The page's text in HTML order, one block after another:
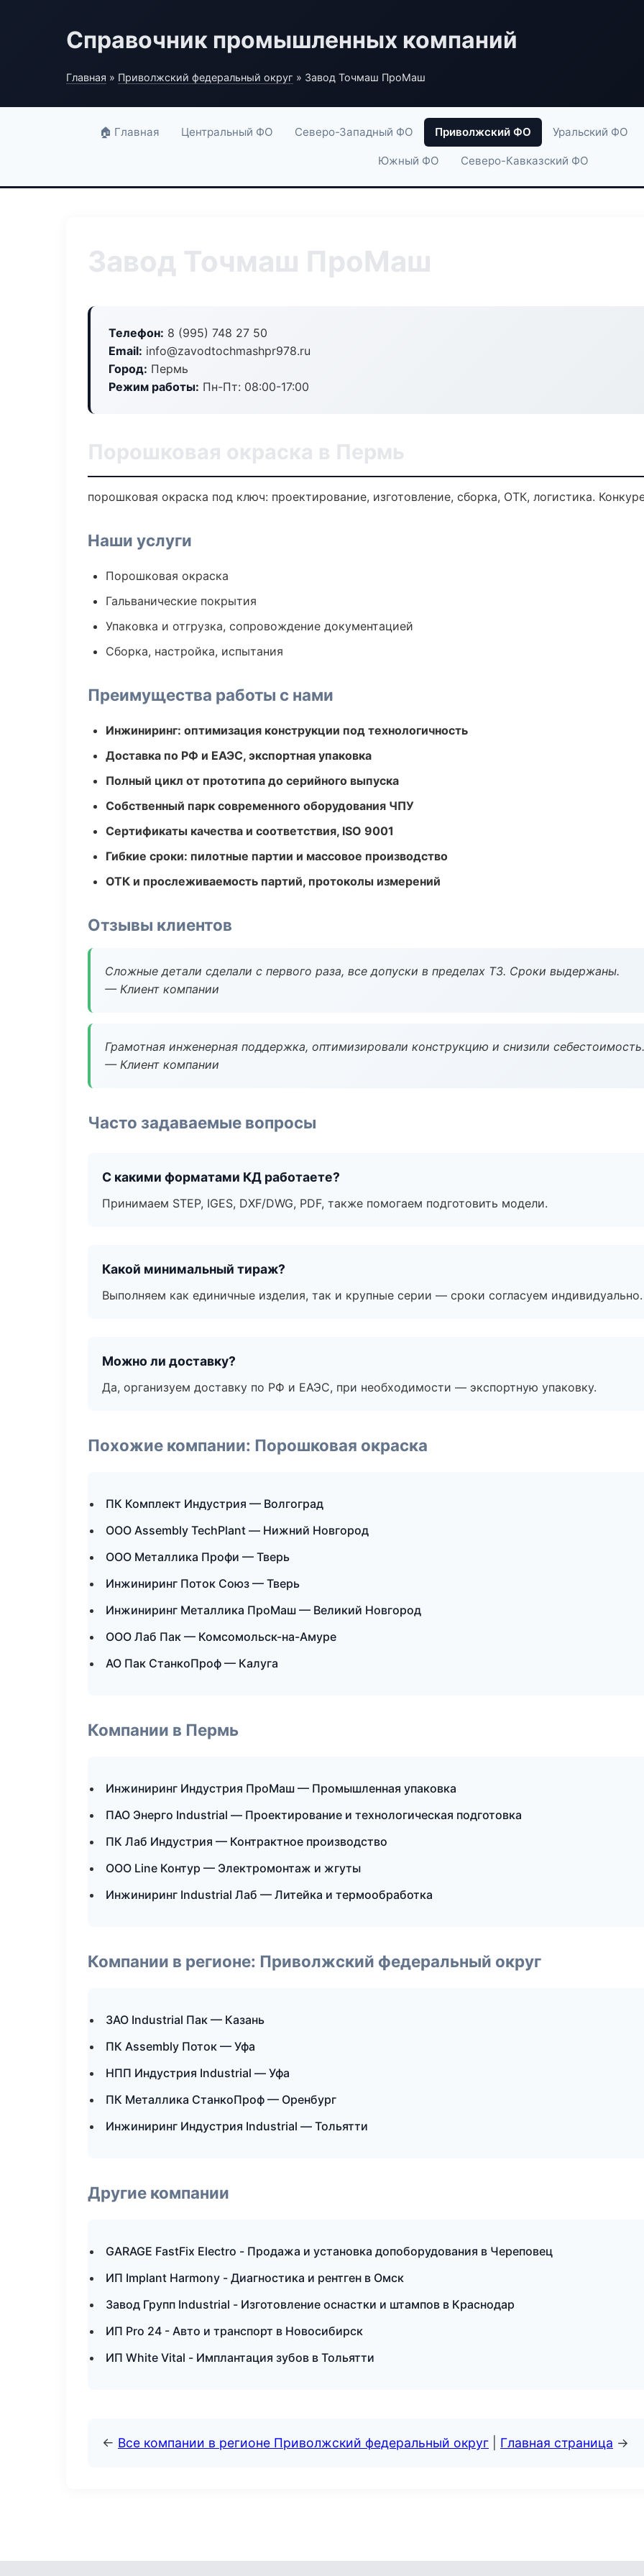
Справочник промышленных компаний
Главная » Приволжский федеральный округ » Завод Точмаш ПроМаш
🏠 Главная Центральный ФО Северо-Западный ФО Приволжский ФО Уральский ФО
Южный ФО Северо-Кавказский ФО
Завод Точмаш ПроМаш
Телефон: 8 (995) 748 27 50
Email: info@zavodtochmashpr978.ru
Город: Пермь
Режим работы: Пн-Пт: 08:00-17:00
Порошковая окраска в Пермь
порошковая окраска под ключ: проектирование, изготовление, сборка, ОТК, логистика.
Наши услуги
Порошковая окраска
Гальванические покрытия
Упаковка и отгрузка, сопровождение документацией
Сборка, настройка, испытания
Преимущества работы с нами
Инжиниринг: оптимизация конструкции под технологичность
Доставка по РФ и ЕАЭС, экспортная упаковка
Полный цикл от прототипа до серийного выпуска
Собственный парк современного оборудования ЧПУ
Сертификаты качества и соответствия, ISO 9001
Гибкие сроки: пилотные партии и массовое производство
ОТК и прослеживаемость партий, протоколы измерений
Отзывы клиентов
Сложные детали сделали с первого раза, все допуски в пределах ТЗ. Сроки выдержаны.
— Клиент компании
Грамотная инженерная поддержка, оптимизировали конструкцию и снизили себестоимость.
— Клиент компании
Часто задаваемые вопросы
С какими форматами КД работаете?
Принимаем STEP, IGES, DXF/DWG, PDF, также помогаем подготовить модели.
Какой минимальный тираж?
Выполняем как единичные изделия, так и крупные серии — сроки согласуем индивидуально.
Можно ли доставку?
Да, организуем доставку по РФ и ЕАЭС, при необходимости — экспортную упаковку.
Похожие компании: Порошковая окраска
ПК Комплект Индустрия — Волгоград
ООО Assembly TechPlant — Нижний Новгород
ООО Металлика Профи — Тверь
Инжиниринг Поток Союз — Тверь
Инжиниринг Металлика ПроМаш — Великий Новгород
ООО Лаб Пак — Комсомольск-на-Амуре
АО Пак СтанкоПроф — Калуга
Компании в Пермь
Инжиниринг Индустрия ПроМаш — Промышленная упаковка
ПАО Энерго Industrial — Проектирование и технологическая подготовка
ПК Лаб Индустрия — Контрактное производство
ООО Line Контур — Электромонтаж и жгуты
Инжиниринг Industrial Лаб — Литейка и термообработка
Компании в регионе: Приволжский федеральный округ
ЗАО Industrial Пак — Казань
ПК Assembly Поток — Уфа
НПП Индустрия Industrial — Уфа
ПК Металлика СтанкоПроф — Оренбург
Инжиниринг Индустрия Industrial — Тольятти
Другие компании
GARAGE FastFix Electro - Продажа и установка допоборудования в Череповец
ИП Implant Harmony - Диагностика и рентген в Омск
Завод Групп Industrial - Изготовление оснастки и штампов в Краснодар
ИП Pro 24 - Авто и транспорт в Новосибирск
ИП White Vital - Имплантация зубов в Тольятти
← Все компании в регионе Приволжский федеральный округ Главная страница →